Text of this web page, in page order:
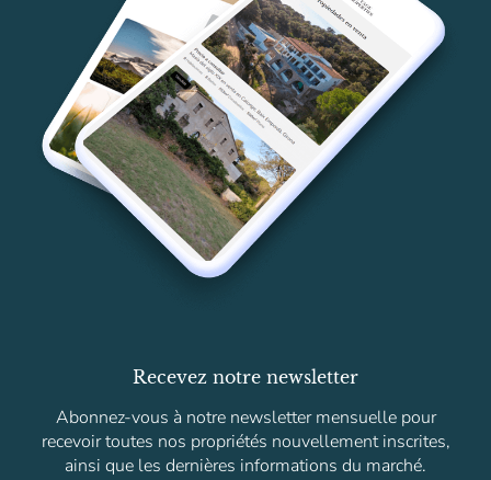
Recevez notre newsletter
Abonnez-vous à notre newsletter mensuelle pour
recevoir toutes nos propriétés nouvellement inscrites,
ainsi que les dernières informations du marché.